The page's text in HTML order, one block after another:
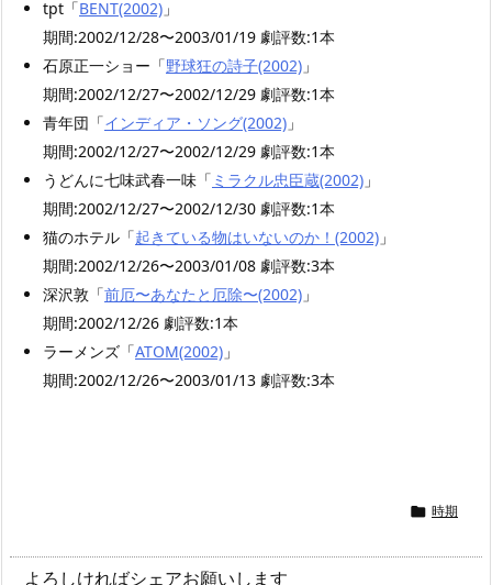
tpt「BENT(2002) 」
期間:2002/12/28〜2003/01/19 劇評数:1本
石原正一ショー「野球狂の詩子(2002) 」
期間:2002/12/27〜2002/12/29 劇評数:1本
青年団「インディア・ソング(2002) 」
期間:2002/12/27〜2002/12/29 劇評数:1本
うどんに七味武春一味「 ミラクル忠臣蔵(2002) 」
期間:2002/12/27〜2002/12/30 劇評数:1本
猫のホテル「起きている物はいないのか！(2002) 」
期間:2002/12/26〜2003/01/08 劇評数:3本
深沢敦「前厄〜あなたと厄除〜(2002) 」
期間:2002/12/26 劇評数:1本
ラーメンズ「ATOM(2002) 」
期間:2002/12/26〜2003/01/13 劇評数:3本
 時期
よろしければシェアお願いします